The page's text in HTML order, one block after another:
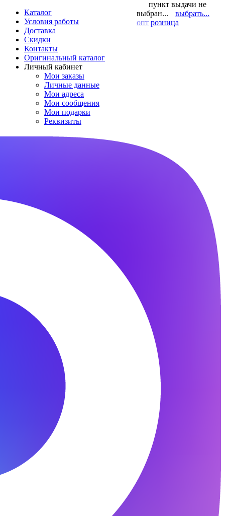
Каталог
Условия работы
Доставка
Скидки
Контакты
Оригинальный каталог
Личный кабинет
Мои заказы
Личные данные
Мои адреса
Мои сообщения
Мои подарки
Реквизиты
пункт выдачи не
выбран...
выбрать...
опт розница